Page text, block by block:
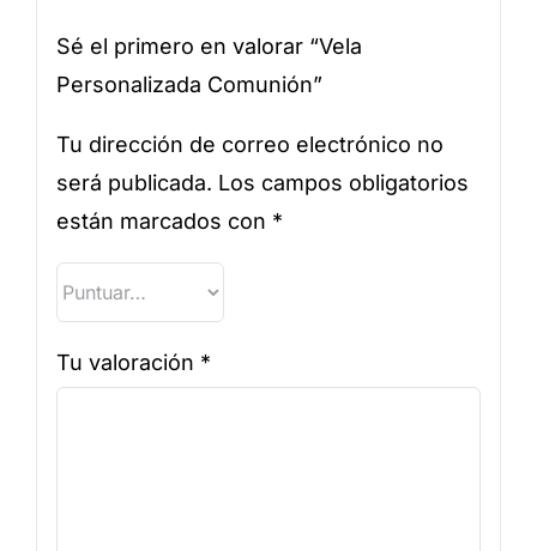
Sé el primero en valorar “Vela
Personalizada Comunión”
Tu dirección de correo electrónico no
será publicada. Los campos obligatorios
están marcados con *
Tu valoración *